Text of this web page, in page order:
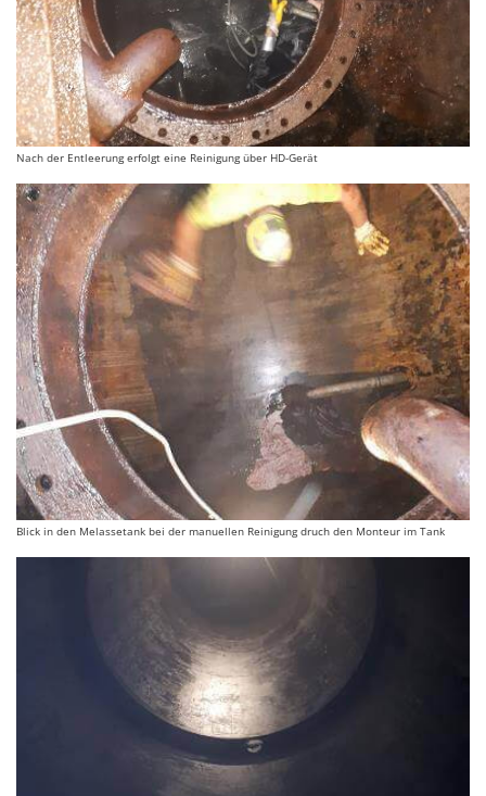
Nach der Entleerung erfolgt eine Reinigung über HD-Gerät
Blick in den Melassetank bei der manuellen Reinigung druch den Monteur im Tank